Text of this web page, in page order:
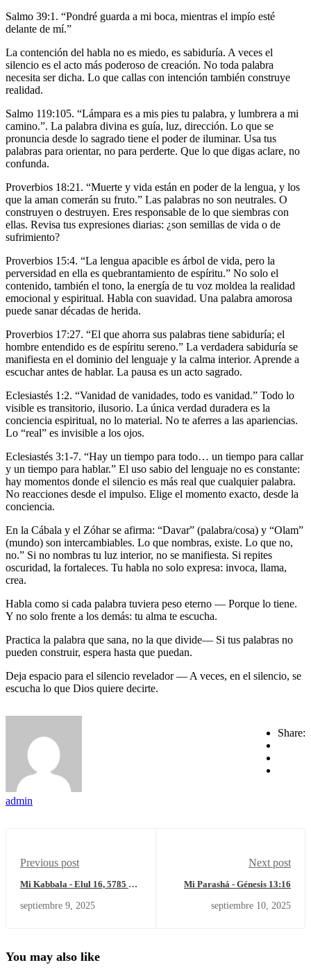
Salmo 39:1. “Pondré guarda a mi boca, mientras el impío esté
delante de mí.”
La contención del habla no es miedo, es sabiduría. A veces el
silencio es el acto más poderoso de creación. No toda palabra
necesita ser dicha. Lo que callas con intención también construye
realidad.
Salmo 119:105. “Lámpara es a mis pies tu palabra, y lumbrera a mi
camino.”. La palabra divina es guía, luz, dirección. Lo que se
pronuncia desde lo sagrado tiene el poder de iluminar. Usa tus
palabras para orientar, no para perderte. Que lo que digas aclare, no
confunda.
Proverbios 18:21. “Muerte y vida están en poder de la lengua, y los
que la aman comerán su fruto.” Las palabras no son neutrales. O
construyen o destruyen. Eres responsable de lo que siembras con
ellas. Revisa tus expresiones diarias: ¿son semillas de vida o de
sufrimiento?
Proverbios 15:4. “La lengua apacible es árbol de vida, pero la
perversidad en ella es quebrantamiento de espíritu.” No solo el
contenido, también el tono, la energía de tu voz moldea la realidad
emocional y espiritual. Habla con suavidad. Una palabra amorosa
puede sanar décadas de herida.
Proverbios 17:27. “El que ahorra sus palabras tiene sabiduría; el
hombre entendido es de espíritu sereno.” La verdadera sabiduría se
manifiesta en el dominio del lenguaje y la calma interior. Aprende a
escuchar antes de hablar. La pausa es un acto sagrado.
Eclesiastés 1:2. “Vanidad de vanidades, todo es vanidad.” Todo lo
visible es transitorio, ilusorio. La única verdad duradera es la
conciencia espiritual, no lo material. No te aferres a las apariencias.
Lo “real” es invisible a los ojos.
Eclesiastés 3:1-7. “Hay un tiempo para todo… un tiempo para callar
y un tiempo para hablar.” El uso sabio del lenguaje no es constante:
hay momentos donde el silencio es más real que cualquier palabra.
No reacciones desde el impulso. Elige el momento exacto, desde la
conciencia.
En la Cábala y el Zóhar se afirma: “Davar” (palabra/cosa) y “Olam”
(mundo) son intercambiables. Lo que nombras, existe. Lo que no,
no.” Si no nombras tu luz interior, no se manifiesta. Si repites
oscuridad, la fortaleces. Tu habla no solo expresa: invoca, llama,
crea.
Habla como si cada palabra tuviera peso eterno — Porque lo tiene.
Y no solo frente a los demás: tu alma te escucha.
Practica la palabra que sana, no la que divide— Si tus palabras no
pueden construir, espera hasta que puedan.
Deja espacio para el silencio revelador — A veces, en el silencio, se
escucha lo que Dios quiere decirte.
Share:
admin
Previous post
Mi Kabbala - Elul 16, 5785 –
2025
septiembre 9, 2025
Next post
Mi Parashá - Génesis 13:16
septiembre 10, 2025
You may also like